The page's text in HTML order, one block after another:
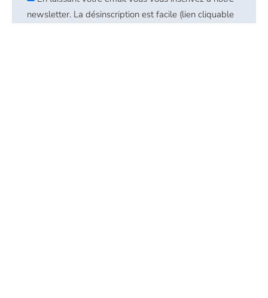
newsletter. La désinscription est facile (lien cliquable